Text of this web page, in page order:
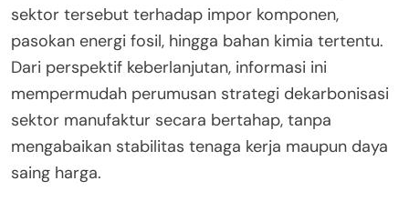
sektor tersebut terhadap impor komponen,
pasokan energi fosil, hingga bahan kimia tertentu.
Dari perspektif keberlanjutan, informasi ini
mempermudah perumusan strategi dekarbonisasi
sektor manufaktur secara bertahap, tanpa
mengabaikan stabilitas tenaga kerja maupun daya
saing harga.